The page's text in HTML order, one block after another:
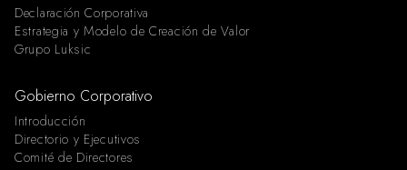
Declaración Corporativa
Estrategia y Modelo de Creación de Valor
Grupo Luksic
Gobierno Corporativo
Introducción
Directorio y Ejecutivos
Comité de Directores